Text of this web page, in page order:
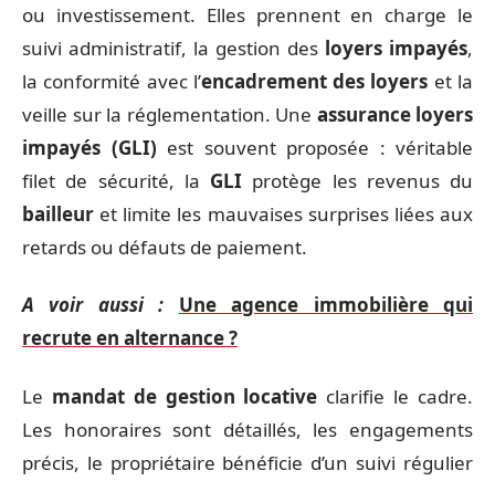
ou investissement. Elles prennent en charge le
suivi administratif, la gestion des loyers impayés,
la conformité avec l’encadrement des loyers et la
veille sur la réglementation. Une assurance loyers
impayés (GLI) est souvent proposée : véritable
filet de sécurité, la GLI protège les revenus du
bailleur et limite les mauvaises surprises liées aux
retards ou défauts de paiement.
A voir aussi :
Une agence immobilière qui
recrute en alternance ?
Le mandat de gestion locative clarifie le cadre.
Les honoraires sont détaillés, les engagements
précis, le propriétaire bénéficie d’un suivi régulier